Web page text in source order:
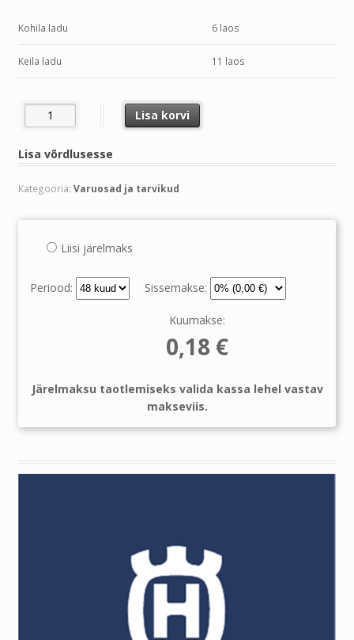
Kohila ladu 6 laos
Keila ladu 11 laos
KARBURAATORI MEMBRAAN B&S =49-007,003-098, 495770,
Lisa korvi
Lisa võrdlusesse
Kategooria: Varuosad ja tarvikud
Liisi järelmaks
Periood: Sissemakse:
Kuumakse:
0,18€
Järelmaksu taotlemiseks valida kassa lehel vastav
makseviis.